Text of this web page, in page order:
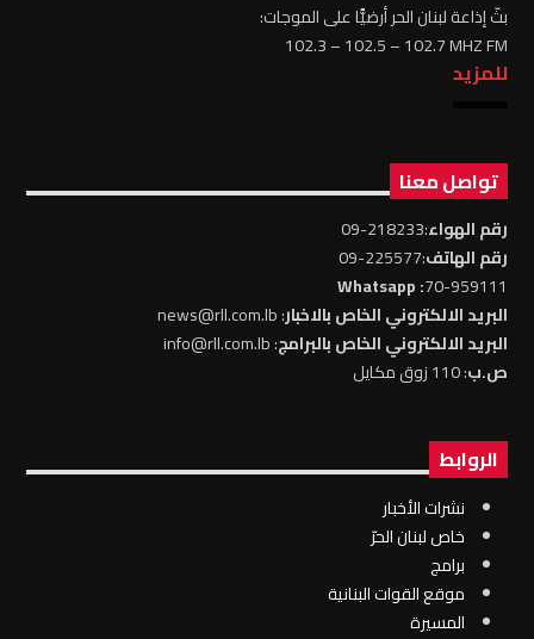
بثّ إذاعة لبنان الحر أرضيًّا على الموجات:
102.3 – 102.5 – 102.7 MHZ FM
للمزيد
تواصل معنا
رقم الهواء:218233-09
رقم الهاتف:225577-09
70-959111
: Whatsapp
البريد الالكتروني الخاص بالاخبار: news@rll.com.lb
البريد الالكتروني الخاص بالبرامج: info@rll.com.lb
ص.ب: 110 زوق مكايل
الروابط
نشرات الأخبار
خاص لبنان الحرّ
برامج
موقع القوات البنانية
المسيرة